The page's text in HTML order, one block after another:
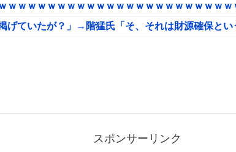
ｗｗｗｗｗｗｗｗｗｗｗｗｗｗｗｗｗｗｗｗｗ
ていたが？」→階猛氏「そ、それは財源確保とい
スポンサーリンク